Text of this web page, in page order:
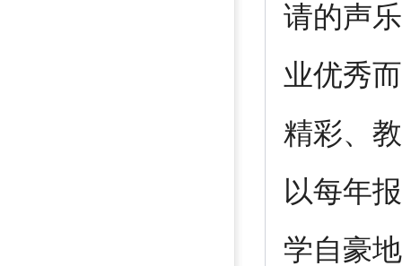
请的声
业优秀
精彩、
以每年
学自豪